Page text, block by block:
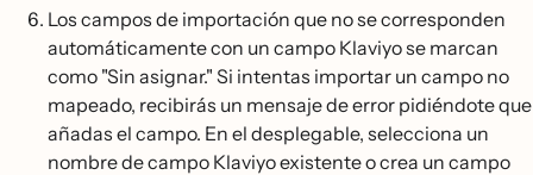
Los campos de importación que no se corresponden
automáticamente con un campo Klaviyo se marcan
como "Sin asignar." Si intentas importar un campo no
mapeado, recibirás un mensaje de error pidiéndote que
añadas el campo. En el desplegable, selecciona un
nombre de campo Klaviyo existente o crea un campo